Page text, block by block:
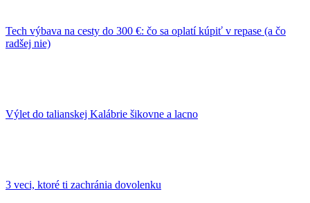
Tech výbava na cesty do 300 €: čo sa oplatí kúpiť v repase (a čo
radšej nie)
Výlet do talianskej Kalábrie šikovne a lacno
3 veci, ktoré ti zachránia dovolenku